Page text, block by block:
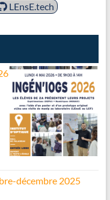
LEnsE.tech
décembre 2025